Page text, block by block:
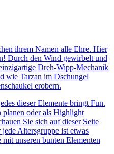
ihrem Namen alle Ehre. Hier
Durch den Wind gewirbelt und
Dreh-Wipp-Mechanik
wie Tarzan im Dschungel
erobern.
dieser Elemente bringt Fun.
planen oder als Highlight
Sie sich auf dieser Seite
Altersgruppe ist etwas
unseren bunten Elementen